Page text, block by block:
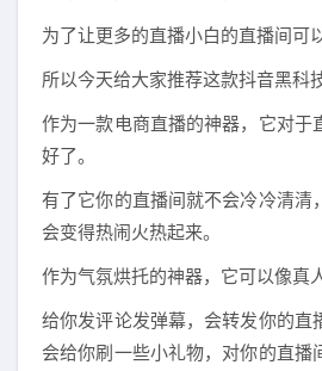
为了让更多的直播小白的直播间可
所以今天给大家推荐这款抖音黑科
作为一款电商直播的神器，它对于
好了。
有了它你的直播间就不会冷冷清清
会变得热闹火热起来。
作为气氛烘托的神器，它可以像真
给你发评论发弹幕，会转发你的直
会给你刷一些小礼物，对你的直播